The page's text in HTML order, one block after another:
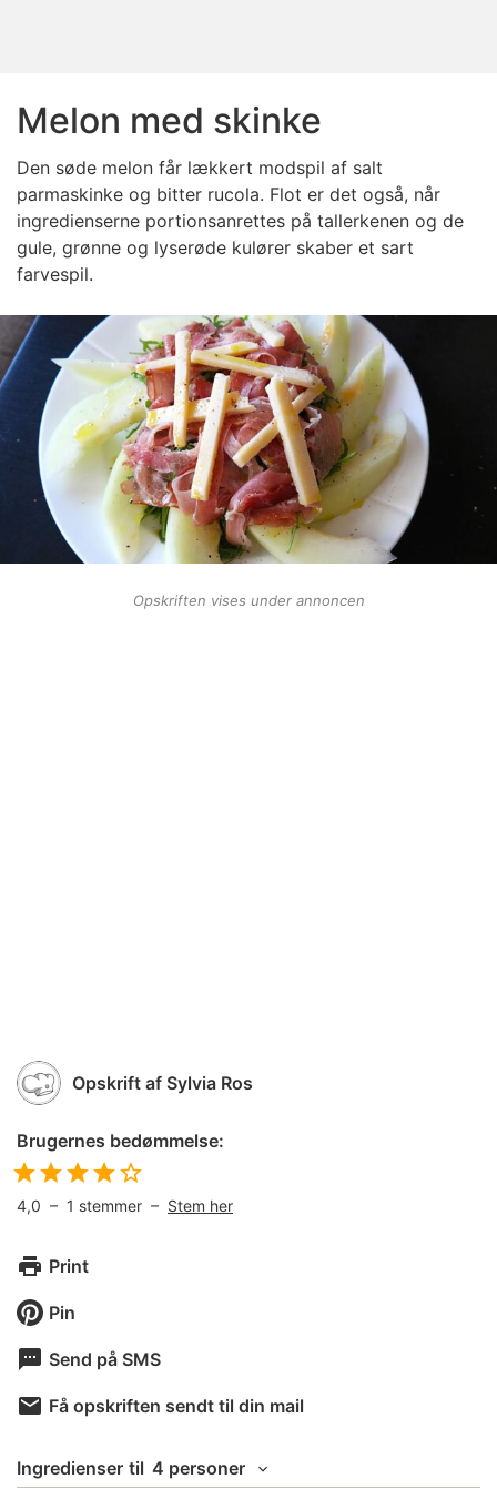
Melon med skinke
Den søde melon får lækkert modspil af salt
parmaskinke og bitter rucola. Flot er det også, når
ingredienserne portionsanrettes på tallerkenen og de
gule, grønne og lyserøde kulører skaber et sart
farvespil.
Opskriften vises under annoncen
Opskrift af Sylvia Ros
Brugernes bedømmelse:
4,0 – 1 stemmer – Stem her
Print
Pin
Send på SMS
Få opskriften sendt til din mail
Ingredienser til 4 personer